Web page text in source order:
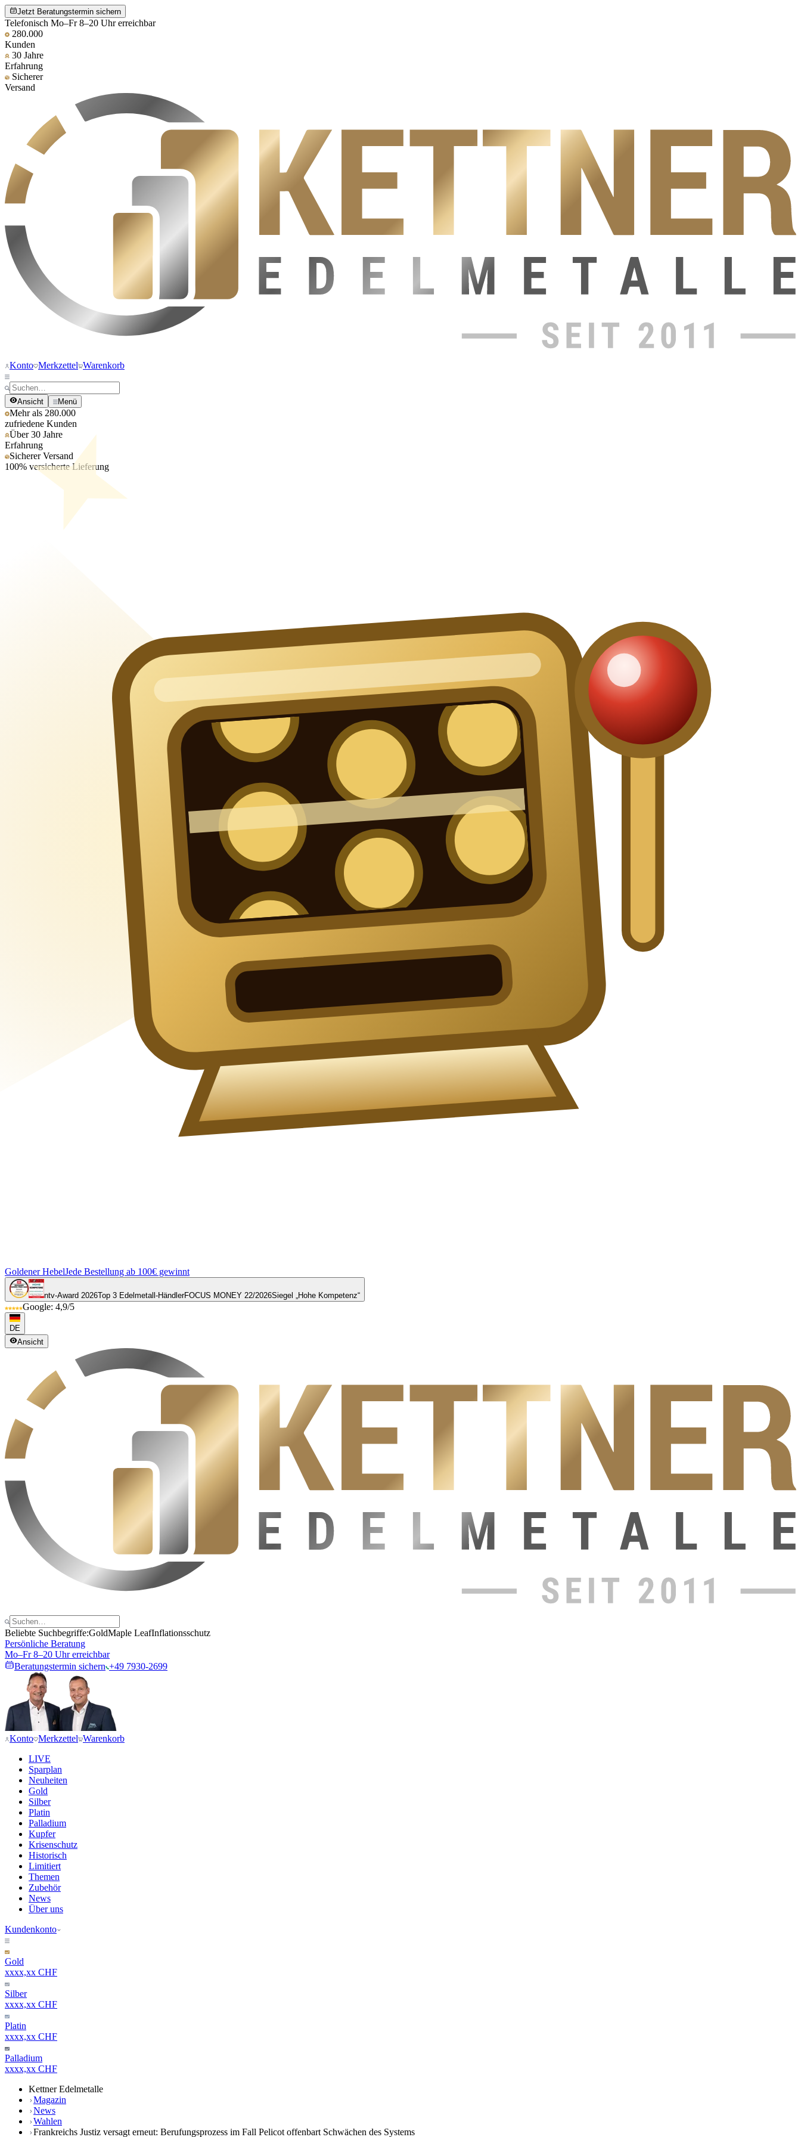
Jetzt Beratungstermin sichern
Telefonisch Mo–Fr 8–20 Uhr erreichbar
280.000
Kunden
30 Jahre
Erfahrung
Sicherer
Versand
Konto Merkzettel Warenkorb
Ansicht Menü
Mehr als 280.000
zufriedene Kunden
Über 30 Jahre
Erfahrung
Sicherer Versand
100% versicherte Lieferung
Goldener HebelJede Bestellung ab 100€ gewinnt
ntv-Award 2026Top 3 Edelmetall-HändlerFOCUS MONEY 22/2026Siegel „Hohe Kompetenz“
Google: 4,9/5
DE
Ansicht
Beliebte Suchbegriffe:GoldMaple LeafInflationsschutz
Persönliche Beratung
Mo–Fr 8–20 Uhr erreichbar
Beratungstermin sichern +49 7930-2699
Konto Merkzettel Warenkorb
LIVE
Sparplan
Neuheiten
Gold
Silber
Platin
Palladium
Kupfer
Krisenschutz
Historisch
Limitiert
Themen
Zubehör
News
Über uns
Kundenkonto
Gold
xxxx,xx CHF
Silber
xxxx,xx CHF
Platin
xxxx,xx CHF
Palladium
xxxx,xx CHF
Kettner Edelmetalle
Magazin
News
Wahlen
Frankreichs Justiz versagt erneut: Berufungsprozess im Fall Pelicot offenbart Schwächen des Systems